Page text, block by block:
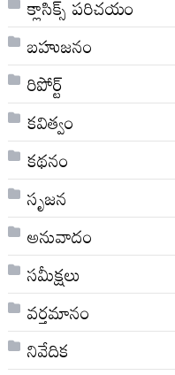
క్లాసిక్స్ ప‌రిచ‌యం
బహుజనం
రిపోర్ట్
కవిత్వం
కథనం
సృజన
అనువాదం
సమీక్షలు
వర్తమానం
నివేదిక